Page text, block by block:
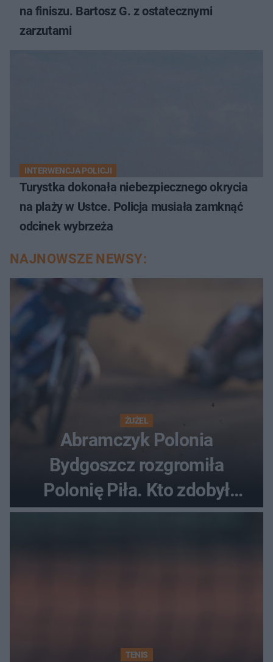
na finiszu. Bartosz G. z ostatecznymi
zarzutami
INTERWENCJA POLICJI
Turystka dokonała niebezpiecznego okrycia
na plaży w Ustce. Policja musiała zamknąć
odcinek wybrzeża
NAJNOWSZE NEWSY:
ŻUŻEL
Abramczyk Polonia
Bydgoszcz rozgromiła
Polonię Piła. Kto zdobył
najwięcej punktów?
TENIS